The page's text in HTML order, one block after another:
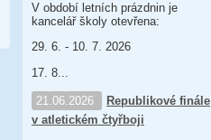
V období letních prázdnin je
kancelář školy otevřena:
29. 6. - 10. 7. 2026
17. 8...
21.06.2026
Republikové finále
v atletickém čtyřboji